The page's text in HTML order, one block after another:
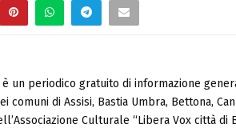
un periodico gratuito di informazione
comuni di Assisi, Bastia Umbra, Bettona,
Culturale “Libera Vox città di